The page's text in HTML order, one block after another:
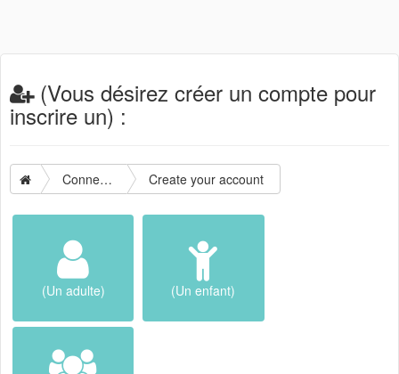
(Vous désirez créer un compte pour
inscrire un) :
Connection Create your account
(Un adulte) (Un enfant)